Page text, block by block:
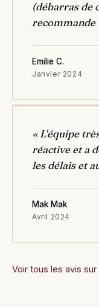
(débarras de
recommande
Emilie C.
Janvier 2024
« L'équipe
réactive et a
les délais et
Mak Mak
Avril 2024
Voir tous les avis